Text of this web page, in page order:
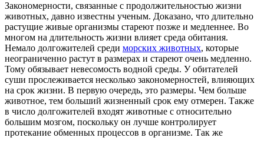
Закономерности, связанные с продолжительностью жизни
животных, давно известны ученым. Доказано, что длительно
растущие живые организмы стареют позже и медленнее. Во
многом на длительность жизни влияет среда обитания.
Немало долгожителей среди морских животных, которые
неограниченно растут в размерах и стареют очень медленно.
Тому обязывает невесомость водной среды. У обитателей
суши прослеживается несколько закономерностей, влияющих
на срок жизни. В первую очередь, это размеры. Чем больше
животное, тем больший жизненный срок ему отмерен. Также
в число долгожителей входят животные с относительно
большим мозгом, поскольку он лучше контролирует
протекание обменных процессов в организме. Так же